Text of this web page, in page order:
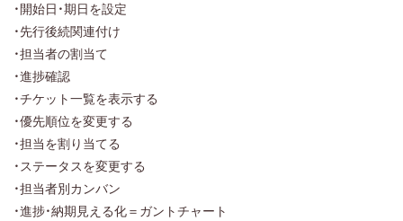
・開始日・期日を設定
・先行後続関連付け
・担当者の割当て
・進捗確認
・チケット一覧を表示する
・優先順位を変更する
・担当を割り当てる
・ステータスを変更する
・担当者別カンバン
・進捗・納期見える化＝ガントチャート